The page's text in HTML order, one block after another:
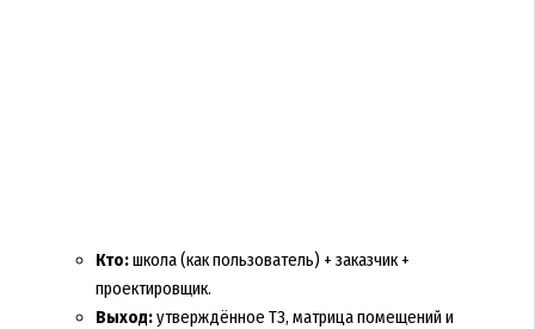
Кто:школа (как пользователь) + заказчик +
проектировщик.
Выход:утверждённое ТЗ, матрица помещений и